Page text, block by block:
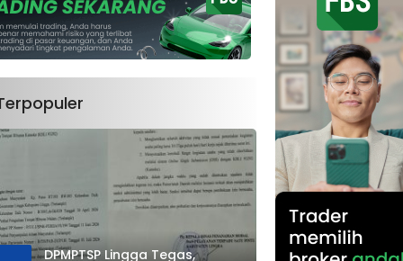
DPMPTSP Lingga Tegas,